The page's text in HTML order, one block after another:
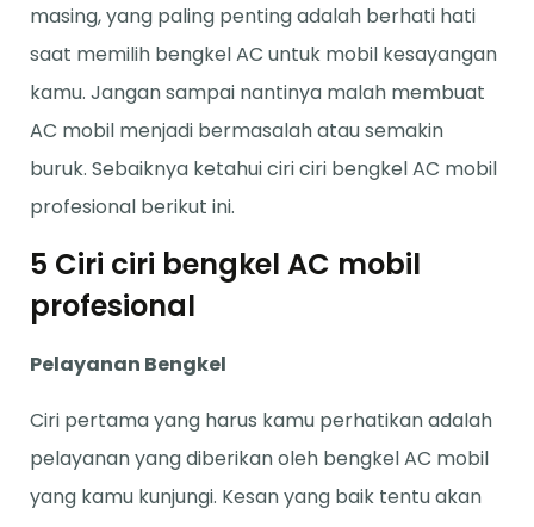
masing, yang paling penting adalah berhati hati
saat memilih bengkel AC untuk mobil kesayangan
kamu. Jangan sampai nantinya malah membuat
AC mobil menjadi bermasalah atau semakin
buruk. Sebaiknya ketahui ciri ciri bengkel AC mobil
profesional berikut ini.
5 Ciri ciri bengkel AC mobil
profesional
Pelayanan Bengkel
Ciri pertama yang harus kamu perhatikan adalah
pelayanan yang diberikan oleh bengkel AC mobil
yang kamu kunjungi. Kesan yang baik tentu akan